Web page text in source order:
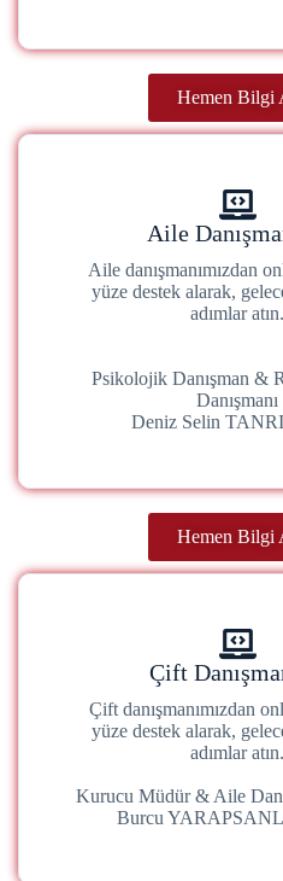
Hemen Bilgi
Aile
Aile danışmanımızdan
yüze destek alarak,
adımlar atın.
Psikolojik Danışman &
Danışmanı
Deniz Selin
Hemen Bilgi
Çift
Çift danışmanımızdan
yüze destek alarak,
adımlar atın.
Kurucu Müdür & Aile
Burcu